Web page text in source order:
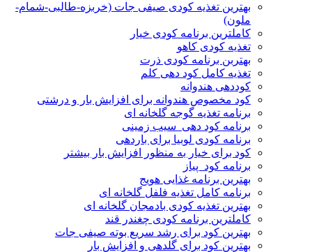
بهترین تغذیه کودی صیفی جات (خربزه-طالبی-شمام-
ملون)
کاملترین برنامه کودی خیار
تغذیه کودی کاهو
بهتربن برنامه کودی ذرت
تغذیه کامل کود دهی کلم
کوددهی هندوانه
کود مخصوص هندوانه برای افزایش بار و درشتی
برنامه تغذیه گوجه گلخانه ای
برنامه کود دهی سیب زمینی
برنامه کودی لوبیا برای باردهی
کود برای خیار به منظور افزایش بار بیشتر
برنامه کود پیاز
بهترین برنامه غذایی هویج
برنامه کامل تغذیه فلفل گلخانه ای
بهترین تغذیه کودی بادمجان گلخانه ای
کاملترین برنامه کودی چغندر قند
بهترین کود برای رشد سریع بوته صیفی جات
بهترین کود برای گلدهی و افزایش بار